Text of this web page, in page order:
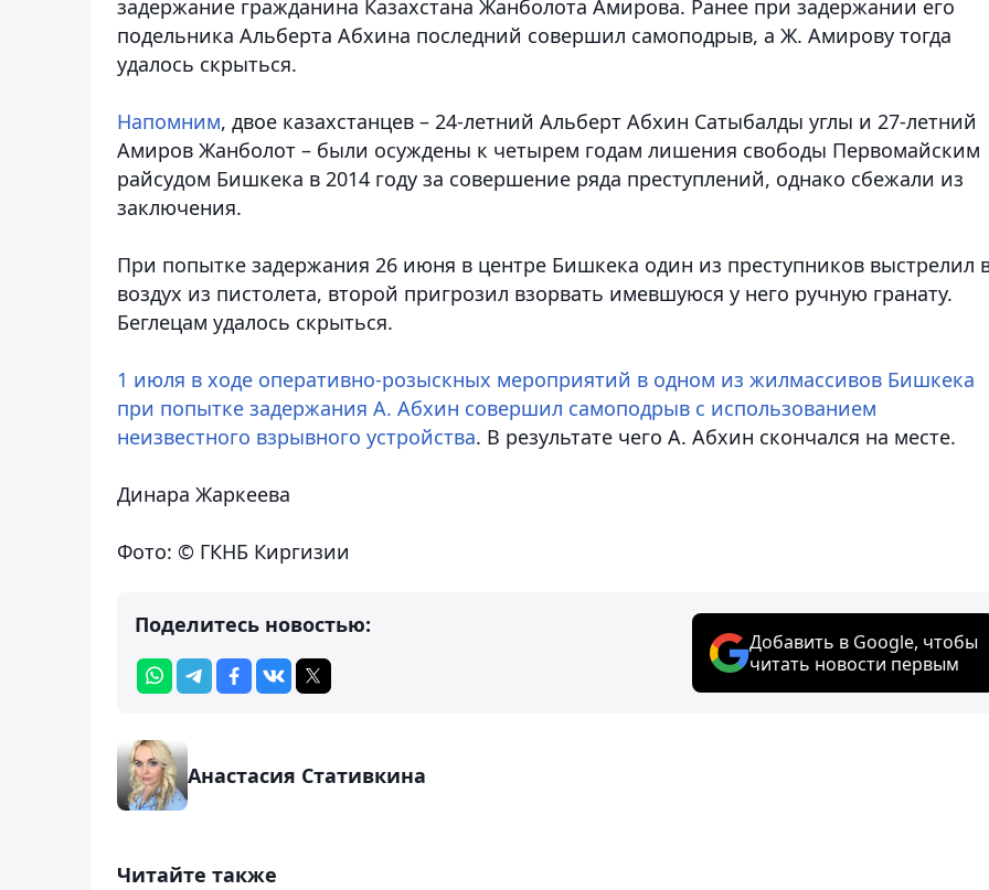
задержание гражданина Казахстана Жанболота Амирова. Ранее при задержании его
подельника Альберта Абхина последний совершил самоподрыв, а Ж. Амирову тогда
удалось скрыться.
Напомним, двое казахстанцев – 24-летний Альберт Абхин Сатыбалды углы и 27-летний
Амиров Жанболот – были осуждены к четырем годам лишения свободы Первомайским
райсудом Бишкека в 2014 году за совершение ряда преступлений, однако сбежали из
заключения.
При попытке задержания 26 июня в центре Бишкека один из преступников выстрелил
воздух из пистолета, второй пригрозил взорвать имевшуюся у него ручную гранату.
Беглецам удалось скрыться.
1 июля в ходе оперативно-розыскных мероприятий в одном из жилмассивов Бишкека
при попытке задержания А. Абхин совершил самоподрыв с использованием
неизвестного взрывного устройства. В результате чего А. Абхин скончался на месте.
Динара Жаркеева
Фото: © ГКНБ Киргизии
Поделитесь новостью:
Добавить в Google, чтобы
читать новости первым
Анастасия Стативкина
Читайте также